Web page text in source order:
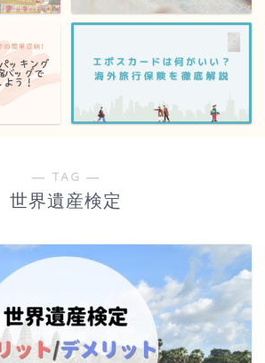
― TAG ―
世界遺産検定